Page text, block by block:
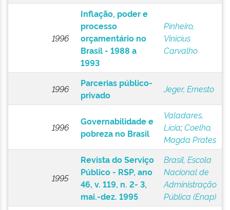
1996
Inflação, poder e
processo
orçamentário no
Brasil - 1988 a
1993
Pinheiro,
Vinícius
Carvalho
1996
Parcerias público-
privado
Jeger, Ernesto
1996
Governabilidade e
pobreza no Brasil
Valadares,
Lícia;Coelho,
Magda Prates
1995
Revista do Serviço
Público - RSP, ano
46, v. 119, n. 2- 3,
mai.-dez. 1995
Brasil, Escola
Nacional de
Administração
Pública (Enap)